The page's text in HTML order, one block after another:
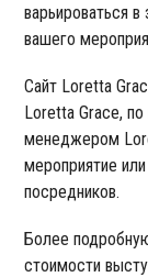
варьироваться
вашего
Сайт Loretta
Loretta Grace,
менеджером
мероприятие
посредников.
Более
стоимости